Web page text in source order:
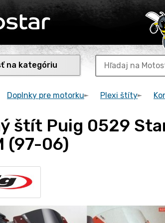
na kategóriu
Doplnky pre motorku Plexi štíty
štít Puig 0529
(97-06)